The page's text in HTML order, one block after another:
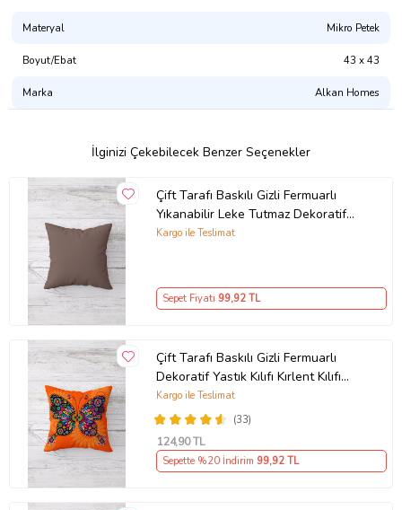
Ürün Kodu:
Materyal Mikro Petek
Boyut/Ebat 43 x 43
Marka Alkan Homes
İlginizi Çekebilecek Benzer Seçenekler
Çift Tarafı Baskılı Gizli Fermuarlı
Yıkanabilir Leke Tutmaz Dekoratif
Kırlent Kılıfı Yastık Kılıfı (KAHVE)
Kargo ile Teslimat
Sepet Fiyatı 99,92 TL
Çift Tarafı Baskılı Gizli Fermuarlı
Dekoratif Yastık Kılıfı Kırlent Kılıfı
Koltuk Yastık Kılıfı (Turuncu)
(33)
Kargo ile Teslimat
124,90 TL
Sepette %20 İndirim 99,92 TL